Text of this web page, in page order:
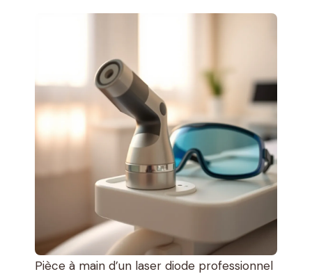
Pièce à main d’un laser diode professionnel